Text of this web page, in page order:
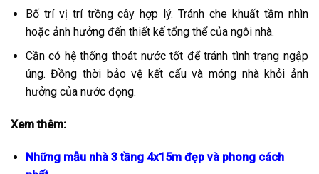
Bố trí vị trí trồng cây hợp lý. Tránh che khuất tầm nhìn
hoặc ảnh hưởng đến thiết kế tổng thể của ngôi nhà.
Cần có hệ thống thoát nước tốt để tránh tình trạng ngập
úng. Đồng thời bảo vệ kết cấu và móng nhà khỏi ảnh
hưởng của nước đọng.
Xem thêm:
Những mẫu nhà 3 tầng 4x15m đẹp và phong cách